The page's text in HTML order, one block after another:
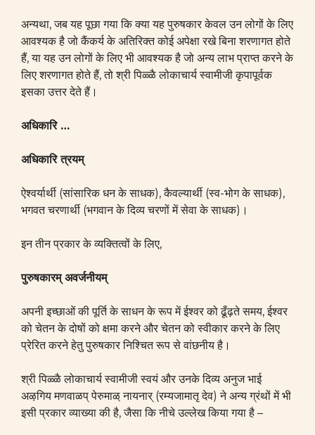
अन्यथा, जब यह पूछा गया कि क्या यह पुरुषकार केवल उन लोगों के लिए
आवश्यक है जो कैंकर्य के अतिरिक्त कोई अपेक्षा रखे बिना शरणागत होते
हैं, या यह उन लोगों के लिए भी आवश्यक है जो अन्य लाभ प्राप्त करने के
लिए शरणागत होते हैं, तो श्री पिळ्ळै लोकाचार्य स्वामीजी कृपापूर्वक
इसका उत्तर देते हैं।
अधिकारि…
अधिकारि त्रयम्‌
ऐश्वर्यार्थी (सांसारिक धन के साधक), कैवल्यार्थी (स्व-भोग के साधक),
भगवत चरणार्थी (भगवान के दिव्य चरणों में सेवा के साधक)।
इन तीन प्रकार के व्यक्तित्वों के लिए,
पुरुषकारम्‌ अवर्जनीयम्‌
अपनी इच्छाओं की पूर्ति के साधन के रूप में ईश्वर को ढूँढ़ते समय, ईश्वर
को चेतन के दोषों को क्षमा करने और चेतन को स्वीकार करने के लिए
प्रेरित करने हेतु पुरुषकार निश्चित रूप से वांछनीय है।
श्री पिळ्ळै लोकाचार्य स्वामीजी स्वयं और उनके दिव्य अनुज भाई
अऴगिय मणवाळप् पेरुमाळ् नायनार् (रम्यजामातृ देव) ने अन्य ग्रंथों में भी
इसी प्रकार व्याख्या की है, जैसा कि नीचे उल्लेख किया गया है –